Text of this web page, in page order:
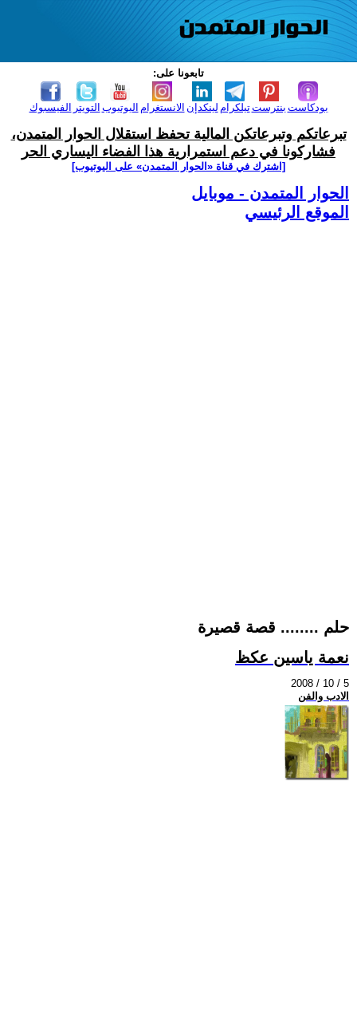
تابعونا على:
الفيسبوك التويتر اليوتيوب الانستغرام لينكدإن تيلكرامبنترست بودكاست
تبرعاتكم وتبرعاتكن المالية تحفظ استقلال الحوار المتمدن،
فشاركونا في دعم استمرارية هذا الفضاء اليساري الحر
[اشترك في قناة ‫«الحوار المتمدن» على اليوتيوب]
الحوار المتمدن - موبايل
الموقع الرئيسي
حلم ........ قصة قصيرة
نعمة ياسين عكظ
2008 / 10 / 5
الادب والفن